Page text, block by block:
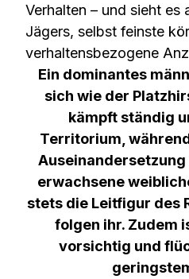
Verhalten – und sieht es
Jägers, selbst feinste
verhaltensbezogene
Ein dominantes
sich wie der
kämpft ständig
Territorium,
Auseinandersetzung
erwachsene
stets die Leitfigur des
folgen ihr. Zudem
vorsichtig und